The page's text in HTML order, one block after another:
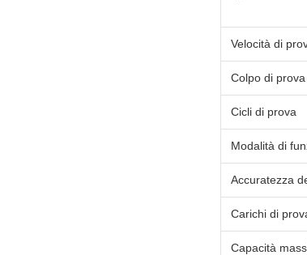
Velocità di
Colpo di prova
Cicli di prova
Modalità di
Accuratezza
Carichi di
Capacità